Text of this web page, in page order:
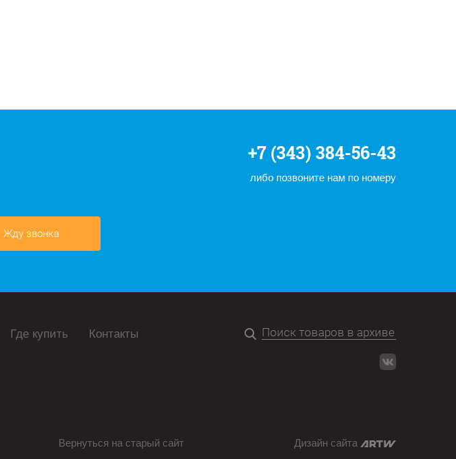
+7 (343) 384-56-43
либо позвоните нам по номеру
Жду звонка
Где купить Контакты
Вернуться на старый сайт Дизайн сайта